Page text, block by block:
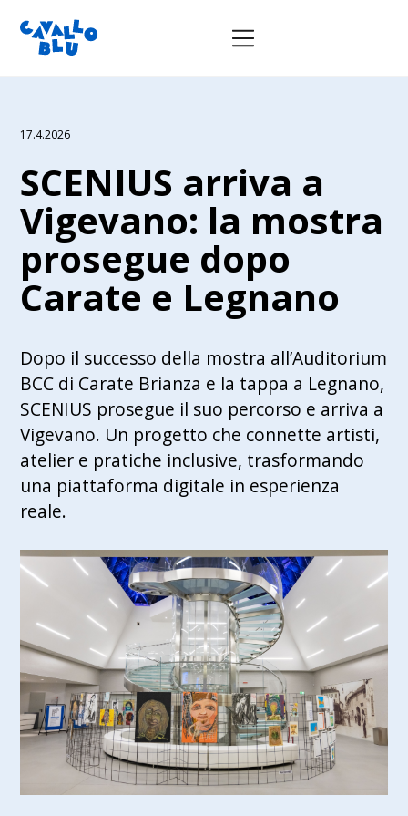
17.4.2026
SCENIUS arriva a
Vigevano: la mostra
prosegue dopo
Carate e Legnano
Dopo il successo della mostra all’Auditorium
BCC di Carate Brianza e la tappa a Legnano,
SCENIUS prosegue il suo percorso e arriva a
Vigevano. Un progetto che connette artisti,
atelier e pratiche inclusive, trasformando
una piattaforma digitale in esperienza
reale.